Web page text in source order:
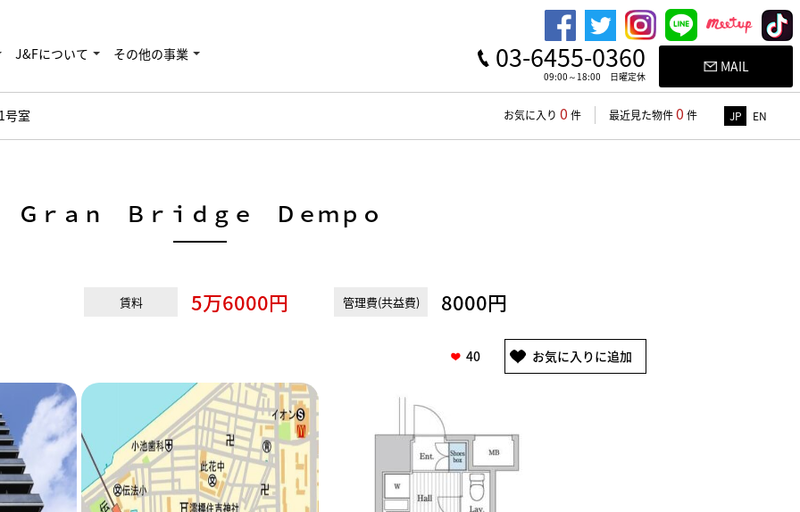
J&Fについて その他の事業 03-6455-0360
09:00～18:00 日曜定休
MAIL
室 お気に入り 0 件 最近見た物件0 件 JP EN
Ｇｒａｎ Ｂｒｉｄｇｅ Ｄｅｍｐｏ
賃料 5万6000円 管理費(共益費) 8000円
40